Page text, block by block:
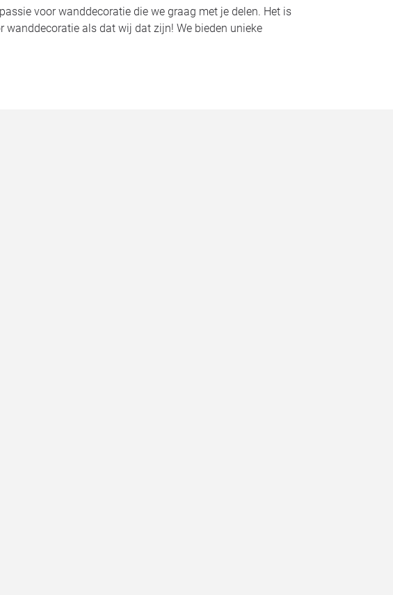
voor wanddecoratie die we graag met je delen. Het is
als dat wij dat zijn! We bieden unieke